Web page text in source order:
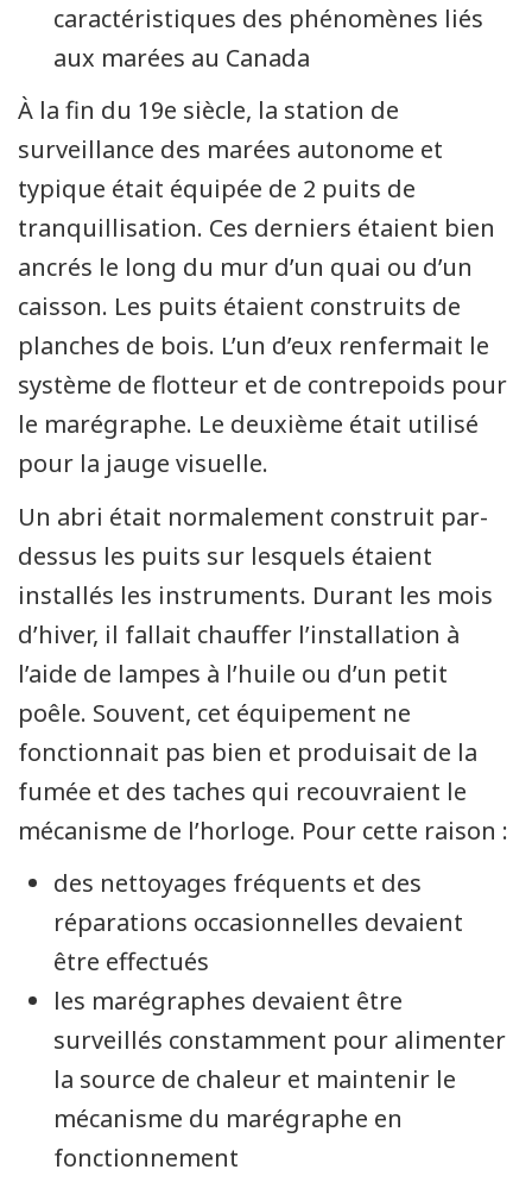
caractéristiques des phénomènes liés
aux marées au Canada
À la fin du 19e siècle, la station de
surveillance des marées autonome et
typique était équipée de 2 puits de
tranquillisation. Ces derniers étaient bien
ancrés le long du mur d’un quai ou d’un
caisson. Les puits étaient construits de
planches de bois. L’un d’eux renfermait le
système de flotteur et de contrepoids pour
le marégraphe. Le deuxième était utilisé
pour la jauge visuelle.
Un abri était normalement construit par-
dessus les puits sur lesquels étaient
installés les instruments. Durant les mois
d’hiver, il fallait chauffer l’installation à
l’aide de lampes à l’huile ou d’un petit
poêle. Souvent, cet équipement ne
fonctionnait pas bien et produisait de la
fumée et des taches qui recouvraient le
mécanisme de l’horloge. Pour cette raison :
des nettoyages fréquents et des
réparations occasionnelles devaient
être effectués
les marégraphes devaient être
surveillés constamment pour alimenter
la source de chaleur et maintenir le
mécanisme du marégraphe en
fonctionnement